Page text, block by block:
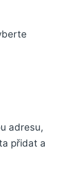
adresu,
přidat a